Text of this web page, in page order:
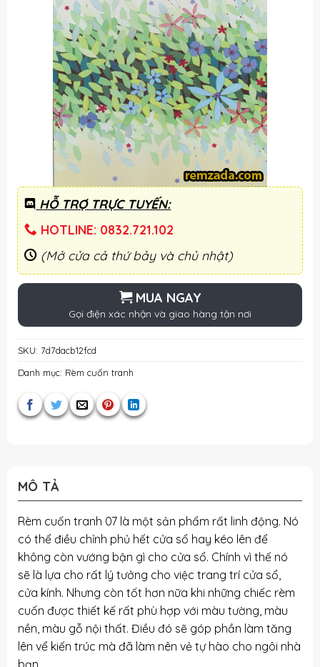
HỖ TRỢ TRỰC TUYẾN:
HOTLINE: 0832.721.102
(Mở cửa cả thứ bảy và chủ nhật)
MUA NGAY
Gọi điện xác nhận và giao hàng tận nơi
SKU: 7d7dacb12fcd
Danh mục: Rèm cuốn tranh
MÔ TẢ
Rèm cuốn tranh 07 là một sản phẩm rất linh động. Nó
có thể điều chỉnh phủ hết cửa sổ hay kéo lên để
không còn vướng bận gì cho cửa sổ. Chính vì thế nó
sẽ là lựa cho rất lý tưởng cho việc trang trí cửa sổ,
cửa kính. Nhưng còn tốt hơn nữa khi những chiếc rèm
cuốn được thiết kế rất phù hợp với màu tường, màu
nền, màu gỗ nội thất. Điều đó sẽ góp phần làm tăng
lên vể kiến trúc mà đã làm nên vẻ tự hào cho ngôi nhà
bạn.